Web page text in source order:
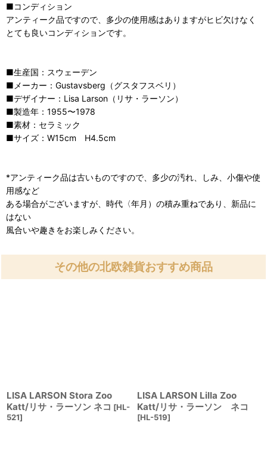
■コンディション
アンティーク品ですので、多少の使用感はありますがヒビ欠けなく
とても良いコンディションです。
■生産国：スウェーデン
■メーカー：Gustavsberg（グスタフスベリ）
■デザイナー：Lisa Larson（リサ・ラーソン）
■製造年：1955〜1978
■素材：セラミック
■サイズ：W15cm H4.5cm
*アンティーク品は古いものですので、多少の汚れ、しみ、小傷や使
用感など
ある場合がございますが、時代〈年月）の積み重ねであり、新品に
はない
風合いや趣きをお楽しみください。
その他の北欧雑貨おすすめ商品
LISA LARSON Stora Zoo
Katt/リサ・ラーソン ネコ [HL-
521]
LISA LARSON Lilla Zoo
Katt/リサ・ラーソン ネコ
[HL-519]